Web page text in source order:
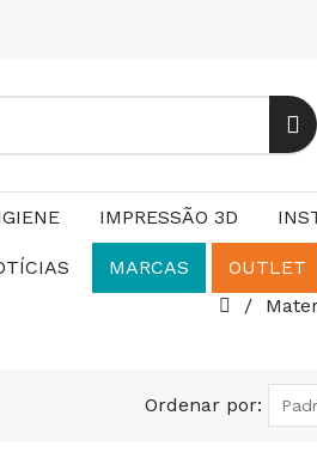
IMPRESSÃO 3D
MARCAS
OUTLET
Ordenar por: